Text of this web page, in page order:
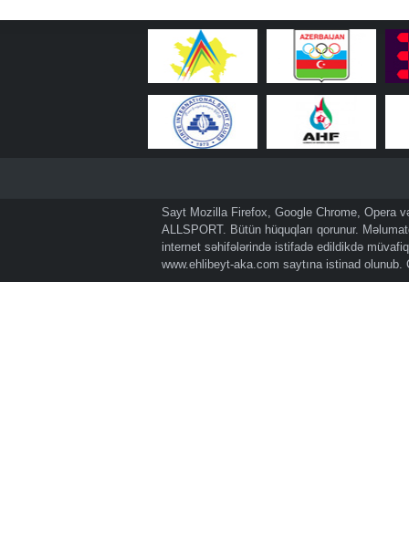
Sayt Mozilla Firefox, Google Chrome, Opera
ALLSPORT. Bütün hüquqları qorunur.
internet səhifələrində istifadə edildikdə
www.ehlibeyt-aka.com saytına istinad olunub.